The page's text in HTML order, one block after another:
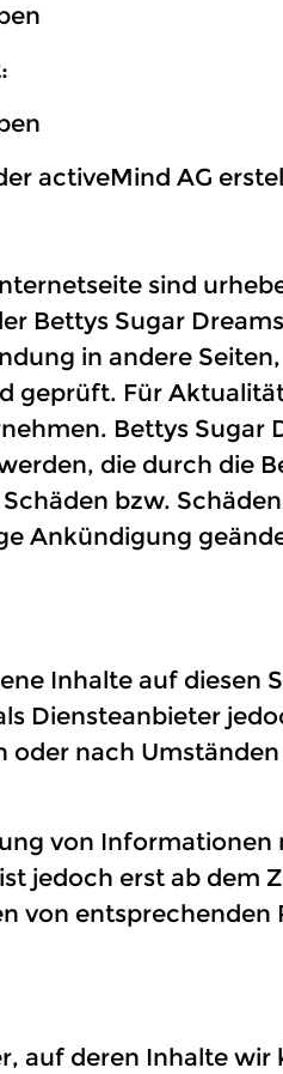
activeMind AG
sind
Bettys Sugar
in andere
geprüft. Für
Bettys Sugar
die durch die
bzw.
Ankündigung
Inhalte auf diesen
Diensteanbieter
nach
von Informationen
jedoch erst ab dem
entsprechenden
deren Inhalte wir